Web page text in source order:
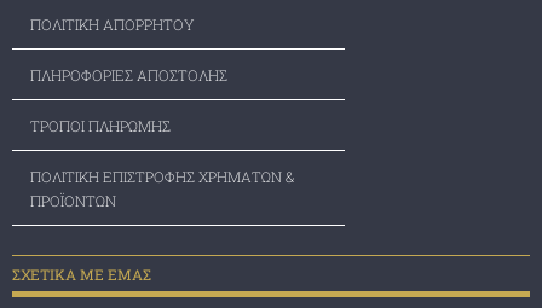
ΠΟΛΙΤΙΚΗ ΑΠΟΡΡΗΤΟΥ
ΠΛΗΡΟΦΟΡΙΕΣ ΑΠΟΣΤΟΛΗΣ
ΤΡΟΠΟΙ ΠΛΗΡΩΜΗΣ
ΠΟΛΙΤΙΚΗ ΕΠΙΣΤΡΟΦΗΣ ΧΡΗΜΑΤΩΝ &
ΠΡΟΪΟΝΤΩΝ
ΣΧΕΤΙΚΑ ΜΕ ΕΜΑΣ